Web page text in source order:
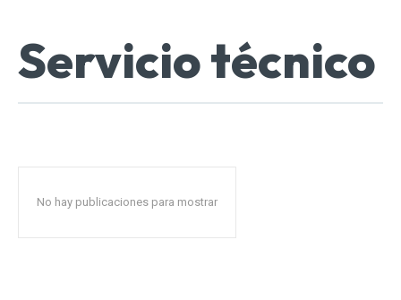
Servicio técnico
No hay publicaciones para mostrar